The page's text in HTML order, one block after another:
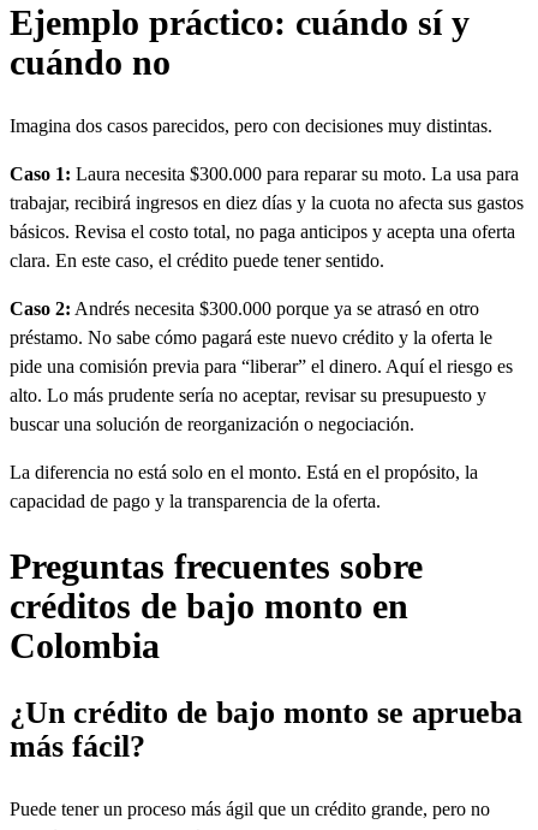
Ejemplo práctico: cuándo sí y
cuándo no
Imagina dos casos parecidos, pero con decisiones muy distintas.
Caso 1: Laura necesita $300.000 para reparar su moto. La usa para
trabajar, recibirá ingresos en diez días y la cuota no afecta sus gastos
básicos. Revisa el costo total, no paga anticipos y acepta una oferta
clara. En este caso, el crédito puede tener sentido.
Caso 2: Andrés necesita $300.000 porque ya se atrasó en otro
préstamo. No sabe cómo pagará este nuevo crédito y la oferta le
pide una comisión previa para “liberar” el dinero. Aquí el riesgo es
alto. Lo más prudente sería no aceptar, revisar su presupuesto y
buscar una solución de reorganización o negociación.
La diferencia no está solo en el monto. Está en el propósito, la
capacidad de pago y la transparencia de la oferta.
Preguntas frecuentes sobre
créditos de bajo monto en
Colombia
¿Un crédito de bajo monto se aprueba
más fácil?
Puede tener un proceso más ágil que un crédito grande, pero no